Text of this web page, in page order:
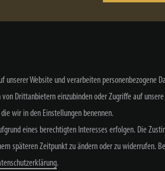
unserer Website und verarbeiten personenbezogene
Drittanbietern einzubinden oder Zugriffe auf
wir in den Einstellungen benennen.
eines berechtigten Interesses erfolgen. Die
späteren Zeitpunkt zu ändern oder zu widerrufen.
.